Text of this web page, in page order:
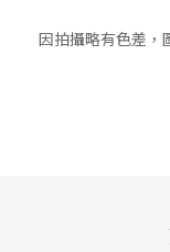
因拍攝略有色差，